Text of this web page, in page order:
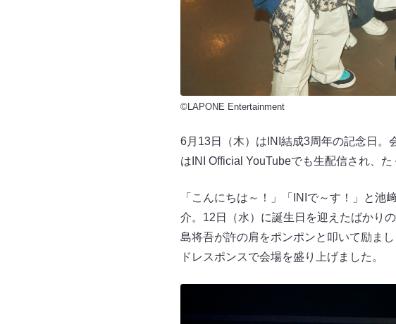
©LAPONE Entertainment
6月13日（木）はINI結成3周年の記念日。
はINI Official YouTubeでも生配信され、
「こんにちは～！」「INIで～す！」と
介。12日（水）に誕生日を迎えたばかり
島将吾が許の肩をポンポンと叩いて励ま
ドレスポンスで会場を盛り上げました。